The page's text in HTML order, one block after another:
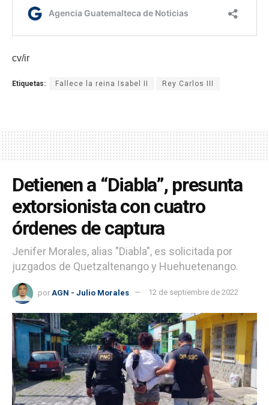
cv/ir
Etiquetas: Fallece la reina Isabel II Rey Carlos III
Detienen a “Diabla”, presunta
extorsionista con cuatro
órdenes de captura
Jenifer Morales, alias "Diabla", es solicitada por
juzgados de Quetzaltenango y Huehuetenango.
por AGN - Julio Morales 12 de septiembre de 2022